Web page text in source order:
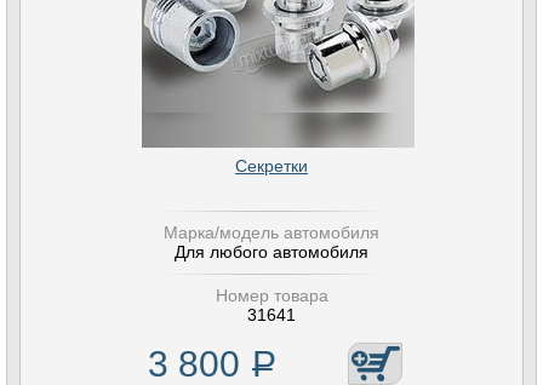
Секретки
Марка/модель автомобиля
Для любого автомобиля
Номер товара
31641
3 800 Р